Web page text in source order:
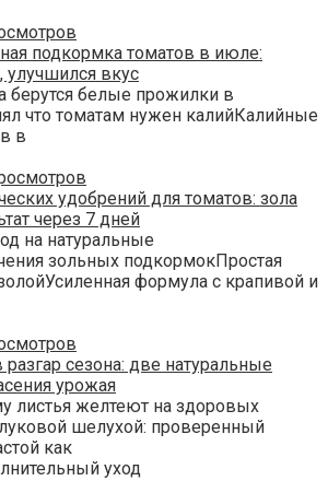
подкормка томатов в июле:
улучшился вкус
берутся белые прожилки в
что томатам нужен калийКалийные
в
удобрений для томатов: зола
через 7 дней
на натуральные
зольных подкормокПростая
формула с крапивой и
сезона: две натуральные
урожая
листья желтеют на здоровых
шелухой: проверенный
как
уход